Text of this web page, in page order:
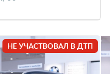
НЕ УЧАСТВОВАЛ В ДТП